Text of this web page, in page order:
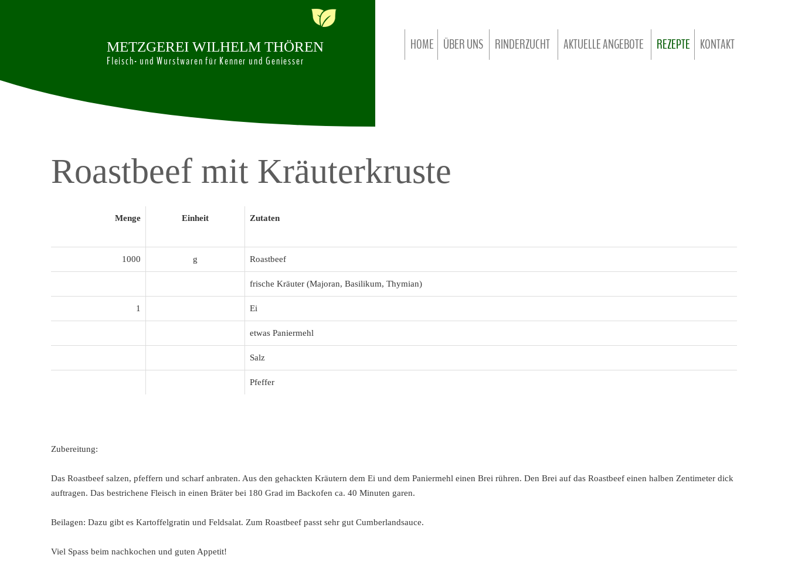
METZGEREI WILHELM THÖREN
Fleisch- und Wurstwaren für Kenner und Geniesser
HOME ÜBER UNS
ALLES AUS EINER HAND
STELLENANGEBOTE
RINDERZUCHT AKTUELLE ANGEBOTE REZEPTE KONTAKT
Roastbeef mit Kräuterkruste
Menge Einheit Zutaten
1000 g Roastbeef
frische Kräuter (Majoran, Basilikum, Thymian)
1 Ei
etwas Paniermehl
Salz
Pfeffer
Zubereitung:
Das Roastbeef salzen, pfeffern und scharf anbraten. Aus den gehackten Kräutern dem Ei und dem Paniermehl einen Brei rühren. Den Brei auf das Roastbeef einen halben Zentimeter dick
auftragen. Das bestrichene Fleisch in einen Bräter bei 180 Grad im Backofen ca. 40 Minuten garen.
Beilagen: Dazu gibt es Kartoffelgratin und Feldsalat. Zum Roastbeef passt sehr gut Cumberlandsauce.
Viel Spass beim nachkochen und guten Appetit!